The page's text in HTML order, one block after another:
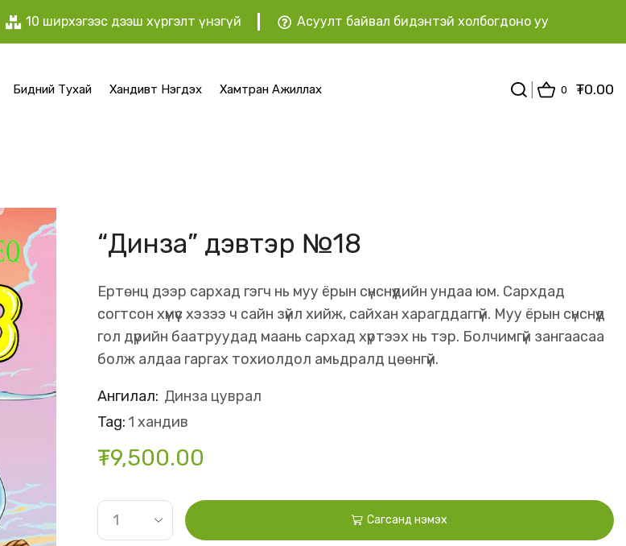
10 ширхэгээс дээш хүргэлт үнэгүй Асуулт байвал бидэнтэй холбогдоно уу
Бидний Тухай Хандивт Нэгдэх Хамтран Ажиллах 0 ₮0.00
“Динза” дэвтэр №18
Ертөнц дээр сархад гэгч нь муу ёрын сүнснүүдийн ундаа юм. Сархдад
согтсон хүмүүс хэзээ ч сайн зүйл хийж, сайхан харагддаггүй. Муу ёрын сүнснүүд
гол дүрийн баатруудад маань сархад хүртээх нь тэр. Болчимгүй зангаасаа
болж алдаа гаргах тохиолдол амьдралд цөөнгүй.
Ангилал: Динза цуврал
Tag: 1 хандив
₮9,500.00
Сагсанд нэмэх